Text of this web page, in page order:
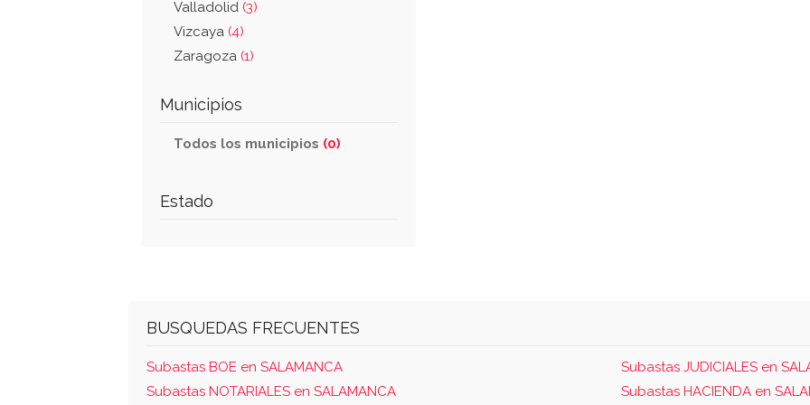
Valladolid (3)
Vizcaya (4)
Zaragoza (1)
Municipios
Todos los municipios (0)
Estado
BUSQUEDAS FRECUENTES
Subastas BOE en SALAMANCA
Subastas JUDICIALES en
Subastas NOTARIALES en SALAMANCA
Subastas HACIENDA en